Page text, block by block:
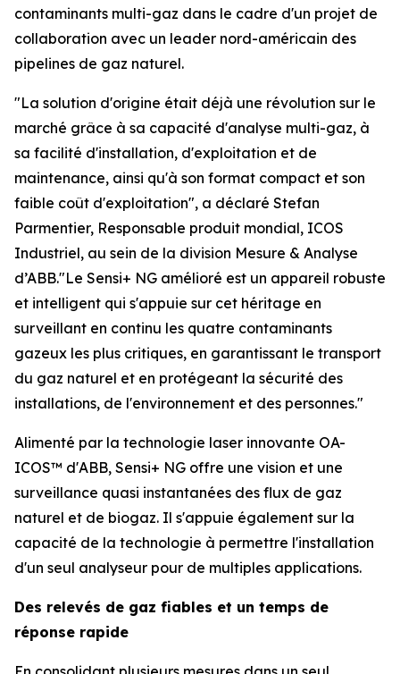
contaminants multi-gaz dans le cadre d'un projet de
collaboration avec un leader nord-américain des
pipelines de gaz naturel.
"La solution d'origine était déjà une révolution sur le
marché grâce à sa capacité d'analyse multi-gaz, à
sa facilité d'installation, d'exploitation et de
maintenance, ainsi qu'à son format compact et son
faible coût d'exploitation", a déclaré Stefan
Parmentier, Responsable produit mondial, ICOS
Industriel, au sein de la division Mesure & Analyse
d’ABB."Le Sensi+ NG amélioré est un appareil robuste
et intelligent qui s'appuie sur cet héritage en
surveillant en continu les quatre contaminants
gazeux les plus critiques, en garantissant le transport
du gaz naturel et en protégeant la sécurité des
installations, de l'environnement et des personnes."
Alimenté par la technologie laser innovante OA-
ICOS™ d'ABB, Sensi+ NG offre une vision et une
surveillance quasi instantanées des flux de gaz
naturel et de biogaz. Il s'appuie également sur la
capacité de la technologie à permettre l'installation
d'un seul analyseur pour de multiples applications.
Des relevés de gaz fiables et un temps de
réponse rapide